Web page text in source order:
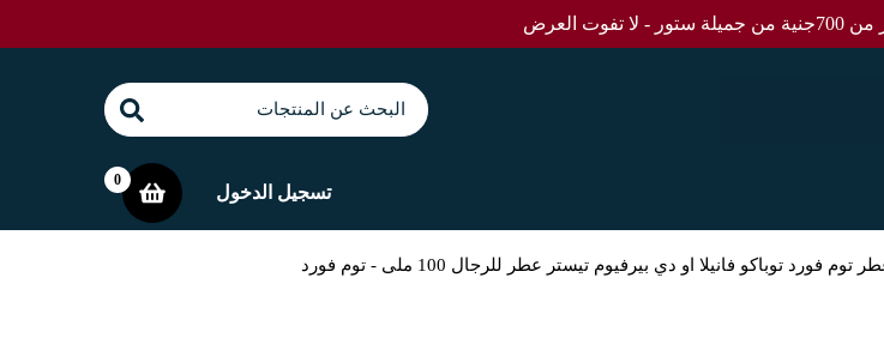
العرض
تسجيل الدخول
0
توم فورد توباكو فانيلا او دي بيرفيوم تيستر عطر للرجال 100 ملى - توم فورد